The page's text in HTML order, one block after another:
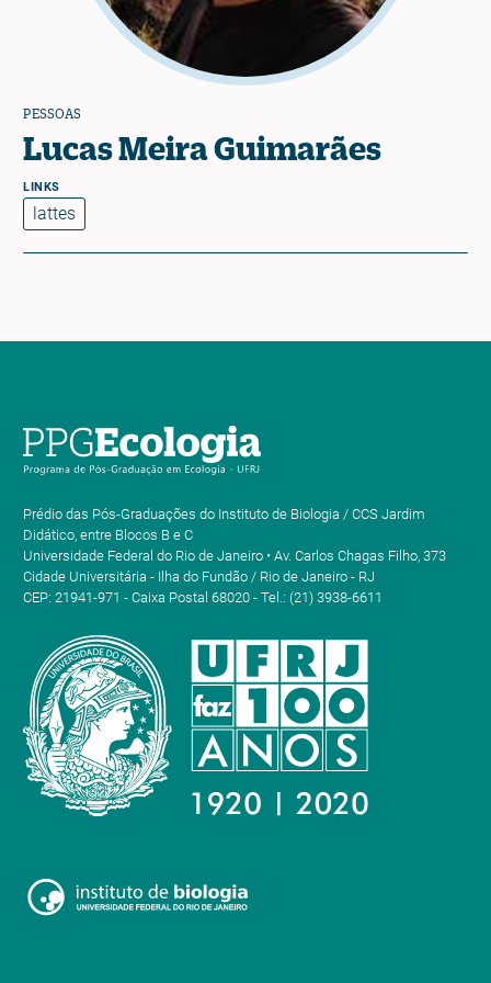
PESSOAS
Lucas Meira Guimarães
lattes
Prédio das Pós-Graduações do Instituto de Biologia / CCS Jardim
Didático, entre Blocos B e C
Universidade Federal do Rio de Janeiro • Av. Carlos Chagas Filho, 373
Cidade Universitária - Ilha do Fundão / Rio de Janeiro - RJ
CEP: 21941-971 - Caixa Postal 68020 - Tel.: (21) 3938-6611